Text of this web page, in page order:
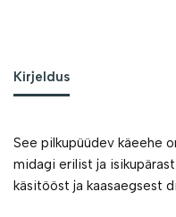
Kirjeldus
See pilkupüüdev käeehe
midagi erilist ja
käsitööst ja kaasaegsest